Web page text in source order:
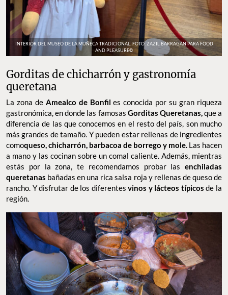
AND PLEASURE©
Gorditas de chicharrón y gastronomía
queretana
La zona deAmealco de Bonfiles conocida por su gran riqueza
gastronómica, en donde las famosasGorditas Queretanas,que a
diferencia de las que conocemos en el resto del país, son mucho
más grandes de tamaño. Y pueden estar rellenas de ingredientes
comoqueso, chicharrón, barbacoa de borrego y mole.Las hacen
a mano y las cocinan sobre un comal caliente. Además, mientras
estás por la zona, te recomendamos probar lasenchiladas
queretanasbañadas en una rica salsa roja y rellenas de queso de
rancho. Y disfrutar de los diferentesvinos y lácteos típicos
región.